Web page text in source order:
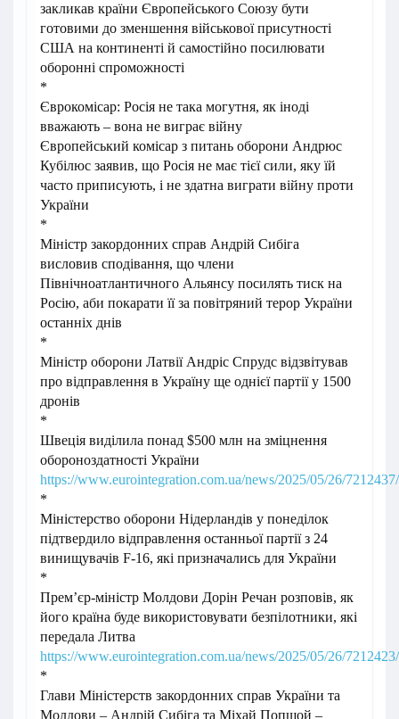
закликав країни Європейського Союзу бути
готовими до зменшення військової присутності
США на континенті й самостійно посилювати
оборонні спроможності
*
Єврокомісар: Росія не така могутня, як іноді
вважають – вона не виграє війну
Європейський комісар з питань оборони Андрюс
Кубілюс заявив, що Росія не має тієї сили, яку їй
часто приписують, і не здатна виграти війну проти
України
*
Міністр закордонних справ Андрій Сибіга
висловив сподівання, що члени
Північноатлантичного Альянсу посилять тиск на
Росію, аби покарати її за повітряний терор України
останніх днів
*
Міністр оборони Латвії Андріс Спрудс відзвітував
про відправлення в Україну ще однієї партії у 1500
дронів
*
Швеція виділила понад $500 млн на зміцнення
обороноздатності України
https://www.eurointegration.com.ua/news/2025/05/26/7212437/
*
Міністерство оборони Нідерландів у понеділок
підтвердило відправлення останньої партії з 24
винищувачів F-16, які призначались для України
*
Прем’єр-міністр Молдови Дорін Речан розповів, як
його країна буде використовувати безпілотники, які
передала Литва
https://www.eurointegration.com.ua/news/2025/05/26/7212423/
*
Глави Міністерств закордонних справ України та
Молдови – Андрій Сибіга та Міхай Попшой –